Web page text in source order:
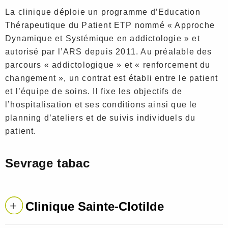
La clinique déploie un programme d’Education
Thérapeutique du Patient ETP nommé « Approche
Dynamique et Systémique en addictologie » et
autorisé par l’ARS depuis 2011. Au préalable des
parcours « addictologique » et « renforcement du
changement », un contrat est établi entre le patient
et l’équipe de soins. Il fixe les objectifs de
l’hospitalisation et ses conditions ainsi que le
planning d’ateliers et de suivis individuels du
patient.
Sevrage tabac
Clinique Sainte-Clotilde